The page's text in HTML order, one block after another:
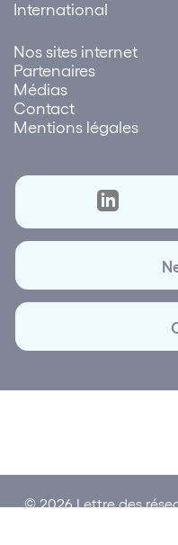
International
Nos sites internet
Partenaires
Médias
Contact
Mentions légales
© 2026 Lettre des